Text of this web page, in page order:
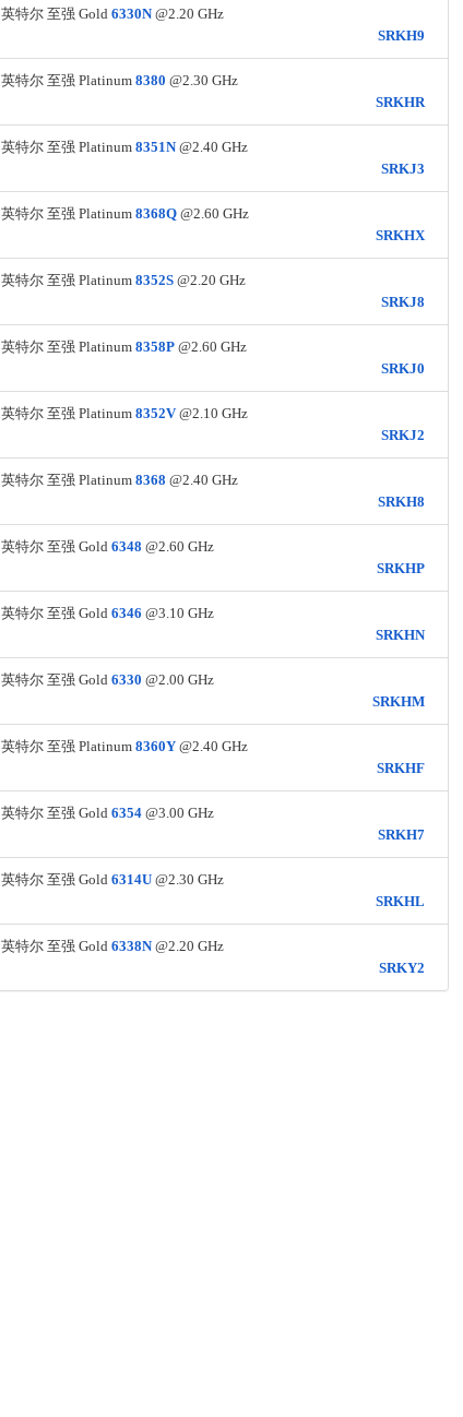
英特尔 至强 Gold 6330N@2.20 GHz
SRKH9
英特尔 至强 Platinum 8380 @2.30 GHz
SRKHR
英特尔 至强 Platinum 8351N@2.40 GHz
SRKJ3
英特尔 至强 Platinum 8368Q@2.60 GHz
SRKHX
英特尔 至强 Platinum 8352S@2.20 GHz
SRKJ8
英特尔 至强 Platinum 8358P@2.60 GHz
SRKJ0
英特尔 至强 Platinum 8352V@2.10 GHz
SRKJ2
英特尔 至强 Platinum 8368 @2.40 GHz
SRKH8
英特尔 至强 Gold 6348 @2.60 GHz
SRKHP
英特尔 至强 Gold 6346 @3.10 GHz
SRKHN
英特尔 至强 Gold 6330 @2.00 GHz
SRKHM
英特尔 至强 Platinum 8360Y@2.40 GHz
SRKHF
英特尔 至强 Gold 6354@3.00 GHz
SRKH7
英特尔 至强 Gold 6314U@2.30 GHz
SRKHL
英特尔 至强 Gold 6338N@2.20 GHz
SRKY2